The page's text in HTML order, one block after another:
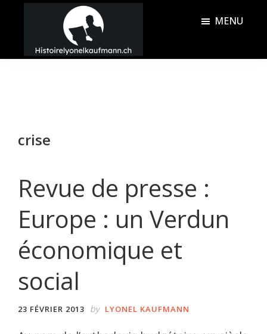
principal
barreHistoire
MENU
crise
Revue de presse :
Europe : un Verdun
économique et
social
23 FÉVRIER 2013 by LYONEL KAUFMANN